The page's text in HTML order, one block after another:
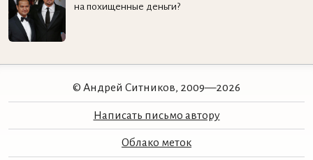
на похищенные деньги?
© Андрей Ситников, 2009—2026
Написать письмо автору
Облако меток